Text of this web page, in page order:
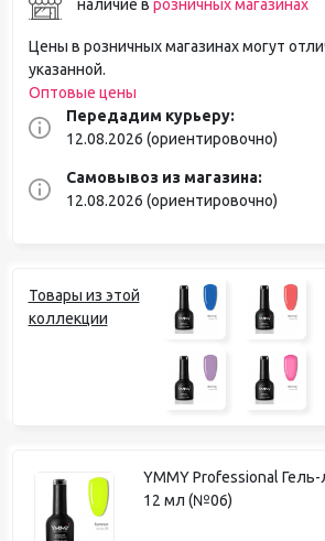
наличие в розничных магазинах
Цены в розничных магазинах могут
указанной.
Оптовые цены
Передадим курьеру:
12.08.2026 (ориентировочно)
Самовывоз из магазина:
12.08.2026 (ориентировочно)
Товары из этой
коллекции
YMMY Professional Гель-
12 мл (№06)